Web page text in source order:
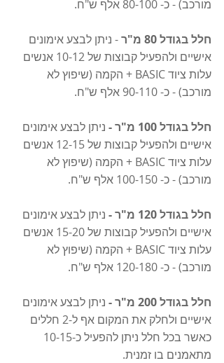
מורכב) - כ- 80-100 אלף ש"ח.
חלל בגודל 80 מ"ר
- ניתן לבצע אימונים
אישיים ולהפעיל קבוצות של 10-12 אנשים
עלות ציוד BASIC + הקמה (שיפוץ לא
מורכב) - כ- 90-110 אלף ש"ח.
חלל בגודל 100 מ"ר -
ניתן לבצע אימונים
אישיים ולהפעיל קבוצות של 12-15 אנשים
עלות ציוד BASIC + הקמה (שיפוץ לא
מורכב) - כ- 100-150 אלף ש"ח.
חלל בגודל 120 מ"ר -
ניתן לבצע אימונים
אישיים ולהפעיל קבוצות של 15-20 אנשים
עלות ציוד BASIC + הקמה (שיפוץ לא
מורכב) - כ- 120-180 אלף ש"ח.
חלל בגודל 200 מ"ר -
ניתן לבצע אימונים
אישיים ולחלק את המקום אף ל-2 חללים
מתאמנים בו זמנית.